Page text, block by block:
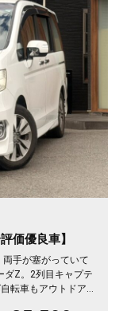
価優良車】
手が塞がっていて
ダZ。2列目キャプテ
転車もアウトドア道